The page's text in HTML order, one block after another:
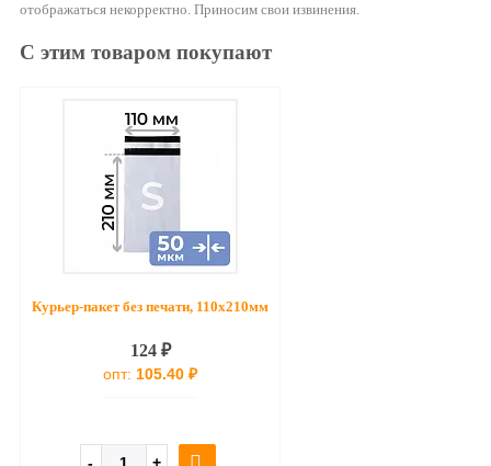
отображаться некорректно. Приносим свои извинения.
С этим товаром покупают
Курьер-пакет без печати, 110х210мм
124 ₽
опт: 105.40 ₽